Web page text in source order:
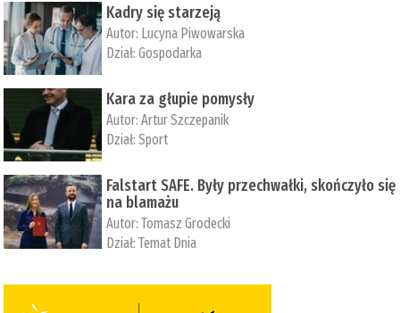
Kadry się starzeją
Autor: Lucyna Piwowarska
Dział:Gospodarka
Kara za głupie pomysły
Autor:Artur Szczepanik
Dział:Sport
Falstart SAFE. Były przechwałki, skończyło się
na blamażu
Autor:Tomasz Grodecki
Dział:Temat Dnia